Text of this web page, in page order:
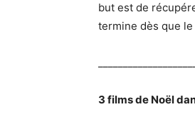
but est de
termine dès que
3 films de Noël